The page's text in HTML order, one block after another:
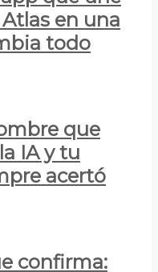
en una
todo
que
IA y tu
acertó
confirma: